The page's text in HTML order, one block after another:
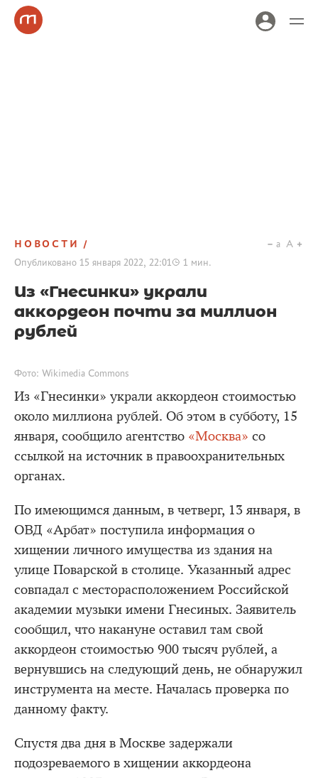
НОВОСТИ
Опубликовано 15 января 2022, 22:01 1 мин.
a A
Из «Гнесинки» украли
аккордеон почти за миллион
рублей
Фото: Wikimedia Commons
Из «Гнесинки» украли аккордеон стоимостью
около миллиона рублей. Об этом в субботу, 15
января, сообщило агентство «Москва» со
ссылкой на источник в правоохранительных
органах.
По имеющимся данным, в четверг, 13 января, в
ОВД «Арбат» поступила информация о
хищении личного имущества из здания на
улице Поварской в столице. Указанный адрес
совпадал с месторасположением Российской
академии музыки имени Гнесиных. Заявитель
сообщил, что накануне оставил там свой
аккордеон стоимостью 900 тысяч рублей, а
вернувшись на следующий день, не обнаружил
инструмента на месте. Началась проверка по
данному факту.
Спустя два дня в Москве задержали
подозреваемого в хищении аккордеона